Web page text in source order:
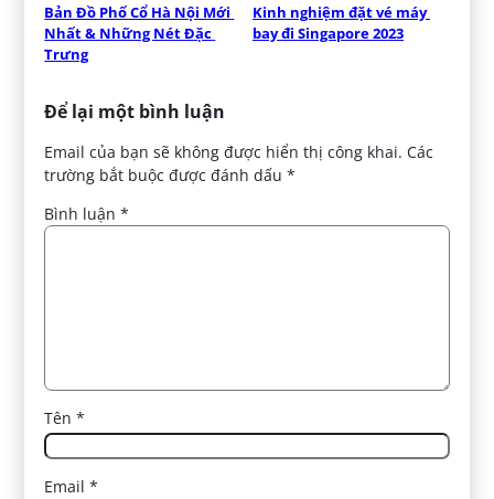
Bản Đồ Phố Cổ Hà Nội Mới
Nhất & Những Nét Đặc
Trưng
Kinh nghiệm đặt vé máy
bay đi Singapore 2023
Để lại một bình luận
Email của bạn sẽ không được hiển thị công khai. Các
trường bắt buộc được đánh dấu*
Bình luận*
Tên*
Email*